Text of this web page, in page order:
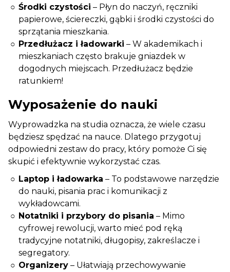
Środki czystości – Płyn do naczyń, ręczniki
papierowe, ściereczki, gąbki i środki czystości do
sprzątania mieszkania.
Przedłużacz i ładowarki – W akademikach i
mieszkaniach często brakuje gniazdek w
dogodnych miejscach. Przedłużacz będzie
ratunkiem!
Wyposażenie do nauki
Wyprowadzka na studia oznacza, że wiele czasu
będziesz spędzać na nauce. Dlatego przygotuj
odpowiedni zestaw do pracy, który pomoże Ci się
skupić i efektywnie wykorzystać czas.
Laptop i ładowarka – To podstawowe narzędzie
do nauki, pisania prac i komunikacji z
wykładowcami.
Notatniki i przybory do pisania – Mimo
cyfrowej rewolucji, warto mieć pod ręką
tradycyjne notatniki, długopisy, zakreślacze i
segregatory.
Organizery – Ułatwiają przechowywanie